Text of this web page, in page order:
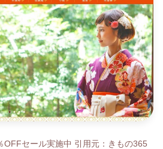
OFFセール実施中 引用元：きもの365